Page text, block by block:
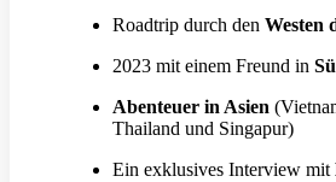
Roadtrip durch den Westen
2023 mit einem Freund in
Abenteuer in Asien
Thailand und Singapur)
Ein exklusives Interview mit